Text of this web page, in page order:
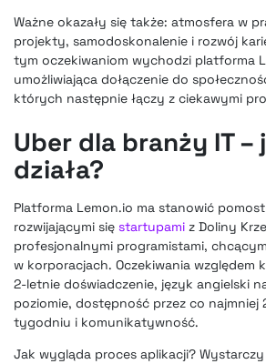
Ważne okazały się także: atmosfera w
projekty, samodoskonalenie i rozwój
tym oczekiwaniom wychodzi platforma
umożliwiająca dołączenie do
których następnie łączy z ciekawymi
Uber dla branży IT –
działa?
Platforma Lemon.io ma stanowić
rozwijającymi się startupami z Doliny
profesjonalnymi programistami,
w korporacjach. Oczekiwania względem
2-letnie doświadczenie, język angielski
poziomie, dostępność przez co najmniej
tygodniu i komunikatywność.
Jak wygląda proces aplikacji?